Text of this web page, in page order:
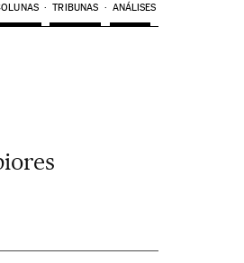
TRIBUNAS ANÁLISES